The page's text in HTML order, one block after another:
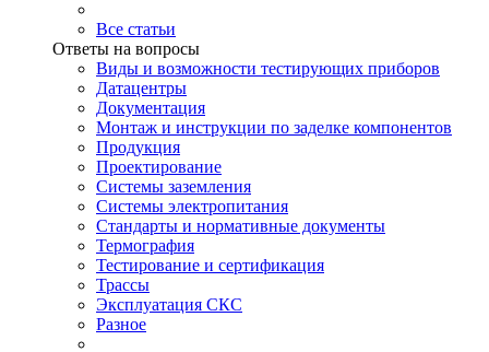
Все статьи
Ответы на вопросы
Виды и возможности тестирующих приборов
Датацентры
Документация
Монтаж и инструкции по заделке компонентов
Продукция
Проектирование
Системы заземления
Системы электропитания
Стандарты и нормативные документы
Термография
Тестирование и сертификация
Трассы
Эксплуатация СКС
Разное